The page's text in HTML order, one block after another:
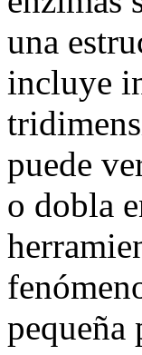
una
incluye
puede
o dobla
pequeña